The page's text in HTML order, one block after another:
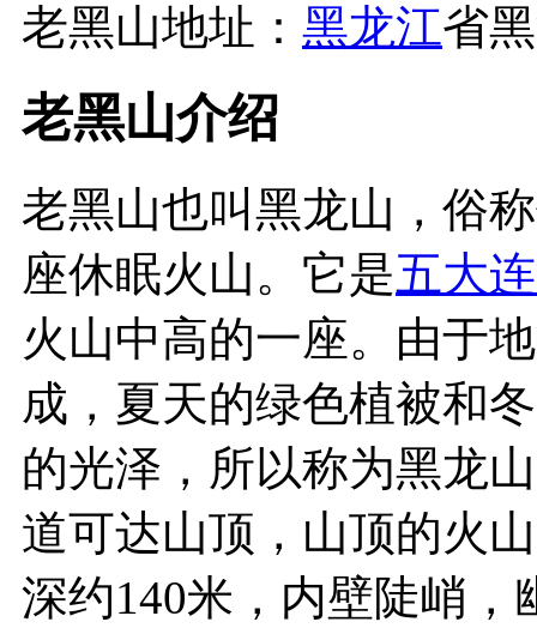
老黑山地址： 黑龙江省
老黑山介绍
老黑山也叫黑龙山，俗
座休眠火山。它是五大
火山中高的一座。由于
成，夏天的绿色植被和
的光泽，所以称为黑龙
道可达山顶，山顶的火
深约140米，内壁陡峭